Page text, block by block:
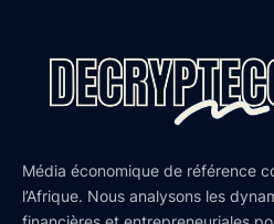
Média économique de référence
l’Afrique. Nous analysons les